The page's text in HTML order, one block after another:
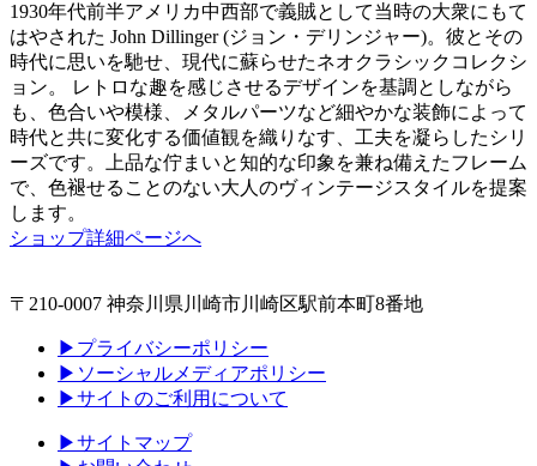
1930年代前半アメリカ中西部で義賊として当時の大衆にもて
はやされた John Dillinger (ジョン・デリンジャー)。彼とその
時代に思いを馳せ、現代に蘇らせたネオクラシックコレクシ
ョン。 レトロな趣を感じさせるデザインを基調としながら
も、色合いや模様、メタルパーツなど細やかな装飾によって
時代と共に変化する価値観を織りなす、工夫を凝らしたシリ
ーズです。上品な佇まいと知的な印象を兼ね備えたフレーム
で、色褪せることのない大人のヴィンテージスタイルを提案
します。
ショップ詳細ページへ
〒210-0007 神奈川県川崎市川崎区駅前本町8番地
▶プライバシーポリシー
▶ソーシャルメディアポリシー
▶サイトのご利用について
▶サイトマップ